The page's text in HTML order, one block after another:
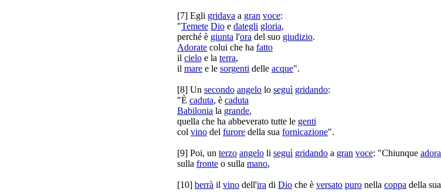
[7] Egli gridava a gran voce:
"Temete Dio e dategli gloria,
perché è giunta l'ora del suo giudizio.
Adorate colui che ha fatto
il cielo e la terra,
il mare e le sorgenti delle acque".
[8] Un secondo angelo lo seguì gridando:
"È caduta, è caduta
Babilonia la grande,
quella che ha abbeverato tutte le genti
col vino del furore della sua fornicazione".
[9] Poi, un terzo angelo li seguì gridando a gran voce: "Chiunque adora
sulla fronte o sulla mano,
[10] berrà il vino dell'ira di Dio che è versato puro nella coppa della sua